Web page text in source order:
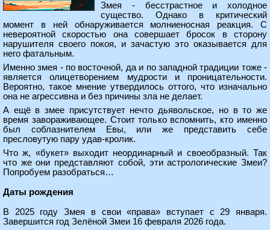
Змея - бесстрастное и холодное
существо. Однако в критический
момент в ней обнаруживается молниеносная реакция. С
невероятной скоростью она совершает бросок в сторону
нарушителя своего покоя, и зачастую это оказывается для
него фатальным.
Именно змея - по восточной, да и по западной традиции тоже -
является олицетворением мудрости и проницательности.
Вероятно, такое мнение утвердилось оттого, что изначально
она не агрессивна и без причины зла не делает.
А ещё в змее присутствует нечто дьявольское, но в то же
время завораживающее. Стоит только вспомнить, кто именно
был соблазнителем Евы, или же представить себе
пресловутую пару удав-кролик.
Что ж, «букет» выходит неординарный и своеобразный. Так
что же они представляют собой, эти астрологические Змеи?
Попробуем разобраться…
Даты рождения
В 2025 году Змея в свои «права» вступает с 29 января.
Завершится год Зелёной Змеи 16 февраля 2026 года.